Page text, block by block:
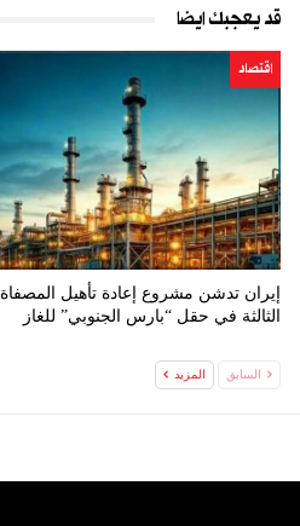
قد يعجبك ايضا
اقتصاد
إيران تدشن مشروع إعادة تأهيل المصفاة
الثالثة في حقل “بارس الجنوبي” للغاز
السابق المزيد